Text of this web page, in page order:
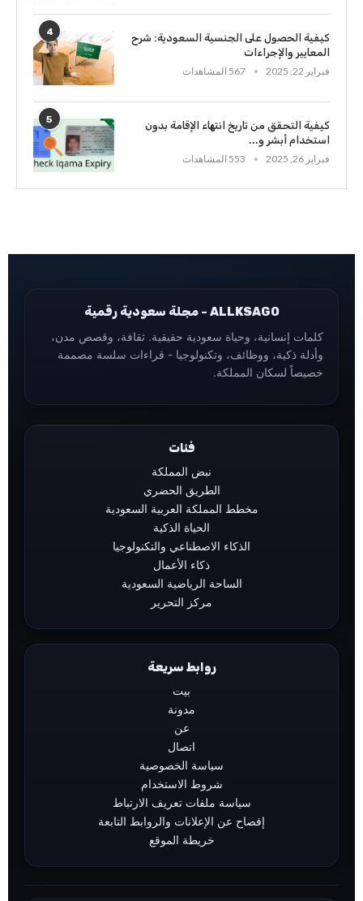
4
كيفية الحصول على الجنسية السعودية: شرح
المعايير والإجراءات
فبراير 22, 2025
567 المشاهدات
5
كيفية التحقق من تاريخ انتهاء الإقامة بدون
استخدام أبشر و...
فبراير 26, 2025
553 المشاهدات
ALLKSAGO - مجلة سعودية رقمية
كلمات إنسانية، وحياة سعودية حقيقية. ثقافة، وقصص مدن،
وأدلة ذكية، ووظائف، وتكنولوجيا - قراءات سلسة مصممة
خصيصاً لسكان المملكة.
فئات
نبض المملكة
الطريق الحضري
مخطط المملكة العربية السعودية
الحياة الذكية
الذكاء الاصطناعي والتكنولوجيا
ذكاء الأعمال
الساحة الرياضية السعودية
مركز التحرير
روابط سريعة
بيت
مدونة
عن
اتصال
سياسة الخصوصية
شروط الاستخدام
سياسة ملفات تعريف الارتباط
إفصاح عن الإعلانات والروابط التابعة
خريطة الموقع